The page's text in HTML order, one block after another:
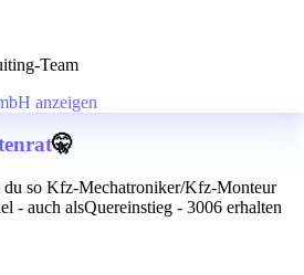
Team
anzeigen
🤫
du so Kfz-Mechatroniker/Kfz-Monteur
- auch alsQuereinstieg - 3006 erhalten